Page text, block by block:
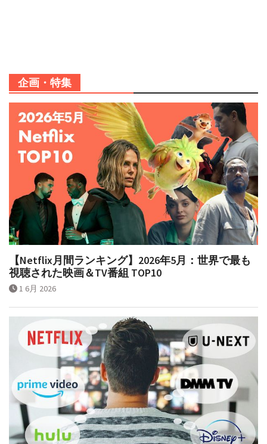
企画・特集
【Netflix月間ランキング】2026年5月：世界で最も
視聴された映画＆TV番組 TOP10
1 6月 2026